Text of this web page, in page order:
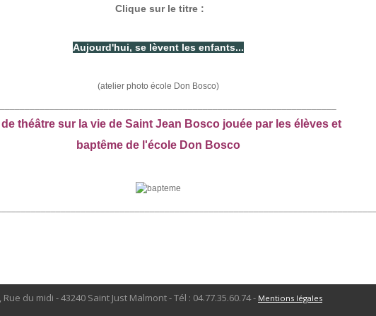
Clique sur le titre :
Aujourd'hui, se lèvent les enfants...
(atelier photo école Don Bosco)
de théâtre sur la vie de Saint Jean Bosco jouée par les élèves et
baptême de l'école Don Bosco
Rue du midi - 43240 Saint Just Malmont - Tél : 04.77.35.60.74 - Mentions légales